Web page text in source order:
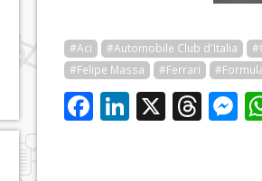
#Aci #Automobile Club d'Italia
#Felipe Massa
#Ferrari
Facebook
LinkedIn
X